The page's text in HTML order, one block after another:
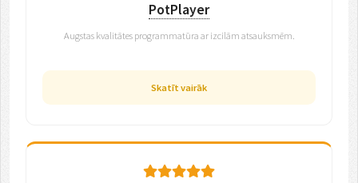
PotPlayer
Augstas kvalitātes programmatūra ar izcilām atsauksmēm.
Skatīt vairāk